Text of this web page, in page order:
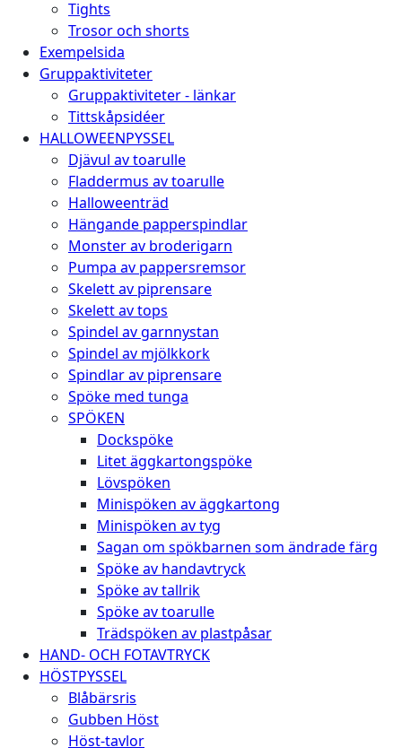
Tights
Trosor och shorts
Exempelsida
Gruppaktiviteter
Gruppaktiviteter - länkar
Tittskåpsidéer
HALLOWEENPYSSEL
Djävul av toarulle
Fladdermus av toarulle
Halloweenträd
Hängande papperspindlar
Monster av broderigarn
Pumpa av pappersremsor
Skelett av piprensare
Skelett av tops
Spindel av garnnystan
Spindel av mjölkkork
Spindlar av piprensare
Spöke med tunga
SPÖKEN
Dockspöke
Litet äggkartongspöke
Lövspöken
Minispöken av äggkartong
Minispöken av tyg
Sagan om spökbarnen som ändrade färg
Spöke av handavtryck
Spöke av tallrik
Spöke av toarulle
Trädspöken av plastpåsar
HAND- OCH FOTAVTRYCK
HÖSTPYSSEL
Blåbärsris
Gubben Höst
Höst-tavlor